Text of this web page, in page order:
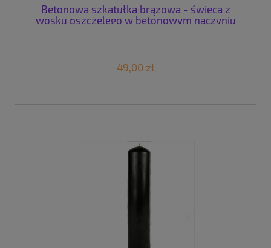
Betonowa szkatułka brązowa - świeca z
wosku pszczelego w betonowym naczyniu
49,00 zł